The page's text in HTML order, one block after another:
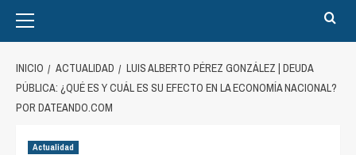
Menu
INICIO ACTUALIDAD
LUIS ALBERTO PÉREZ GONZÁLEZ | DEUDA
PÚBLICA: ¿QUÉ ES Y CUÁL ES SU EFECTO EN LA ECONOMÍA NACIONAL?
POR DATEANDO.COM
Actualidad